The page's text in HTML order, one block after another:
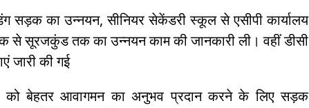
सड़क का उन्नयन, सीनियर सेकेंडरी स्कूल से एसीपी कार्यालय
सूरजकुंड तक का उन्नयन काम की जानकारी ली। वहीं डीसी
जारी की गई
को बेहतर आवागमन का अनुभव प्रदान करने के लिए सड़क